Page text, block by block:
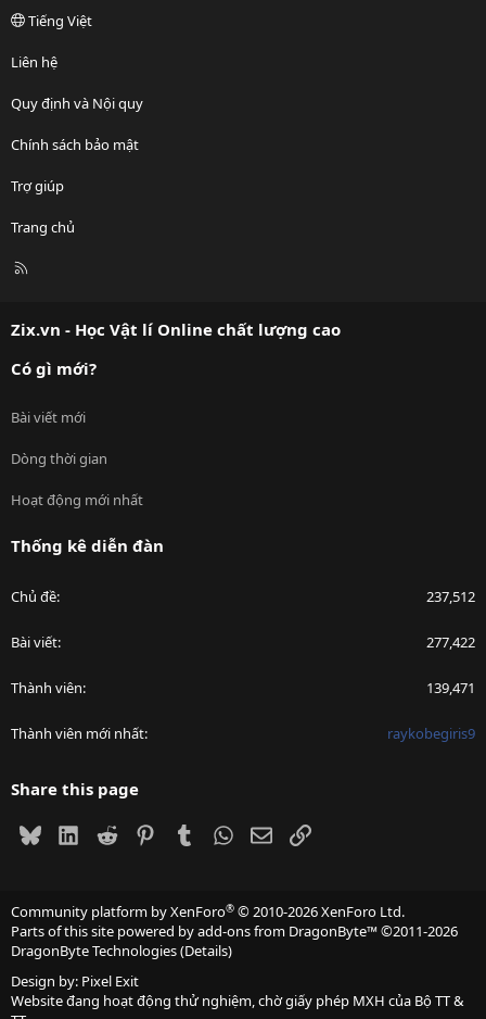
Tiếng Việt
Liên hệ
Quy định và Nội quy
Chính sách bảo mật
Trợ giúp
Trang chủ
R
Zix.vn - Học Vật lí Online chất lượng cao
Có gì mới?
Bài viết mới
Dòng thời gian
Hoạt động mới nhất
Thống kê diễn đàn
Chủ đề 237,512
Bài viết 277,422
Thành viên 139,471
Thành viên mới nhất raykobegiris9
Share this page
BlueskyLinkedIn
Reddit PinterestTumblrWhatsApp
EmailLink
Community platform by XenForo® © 2010-2026 XenForo Ltd.
Parts of this site powered byadd-ons from DragonByte™©2011-2026
DragonByte Technologies(Details)
Design by: Pixel Exit
Website đang hoạt động thử nghiệm, chờ giấy phép MXH của Bộ TT &